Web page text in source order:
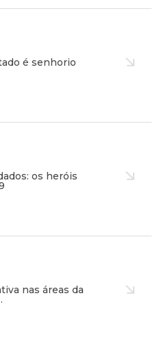
é senhorio
os heróis
nas áreas da